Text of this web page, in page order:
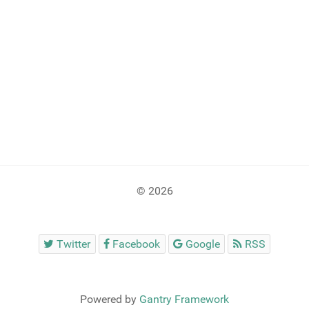
© 2026
Twitter Facebook Google RSS
Powered by Gantry Framework